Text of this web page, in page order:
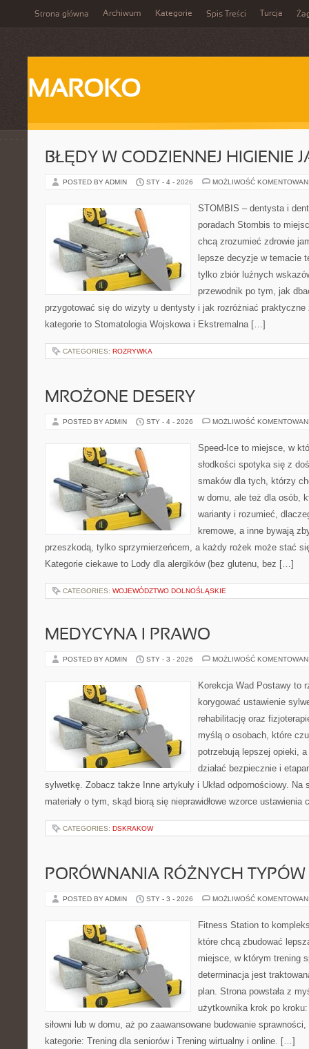
Strona główna Archiwum Kategorie Spis Treści Turcja
MAROKO
BŁĘDY W CODZIENNEJ HIGIENIE
POSTED BY ADMIN STY - 4 - 2026 MOŻLIWOŚĆ
STOMBIS – dentysta i
poradach Stombis to
chcą zrozumieć zdrowie
lepsze decyzje w temacie
tylko zbiór luźnych
przewodnik po tym, jak
przygotować się do wizyty u dentysty i jak rozróżniać praktyczne
kategorie to Stomatologia Wojskowa i Ekstremalna […]
CATEGORIES: ROZRYWKA
MROŻONE DESERY
POSTED BY ADMIN STY - 4 - 2026 MOŻLIWOŚĆ
Speed-Ice to miejsce, w
słodkości spotyka się z
smaków dla tych, którzy
w domu, ale też dla osób,
warianty i rozumieć,
kremowe, a inne bywają
przeszkodą, tylko sprzymierzeńcem, a każdy rożek może stać
Kategorie ciekawe to Lody dla alergików (bez glutenu, bez […]
CATEGORIES: WOJEWÓDZTWO DOLNOŚLĄSKIE
MEDYCYNA I PRAWO
POSTED BY ADMIN STY - 3 - 2026 MOŻLIWOŚĆ
Korekcja Wad Postawy to
korygować ustawienie
rehabilitację oraz
myślą o osobach, które
potrzebują lepszej opieki,
działać bezpiecznie i
sylwetkę. Zobacz także Inne artykuły i Układ odpornościowy. Na
materiały o tym, skąd biorą się nieprawidłowe wzorce
CATEGORIES: DSKRAKOW
PORÓWNANIA RÓŻNYCH
POSTED BY ADMIN STY - 3 - 2026 MOŻLIWOŚĆ
Fitness Station to
które chcą zbudować
miejsce, w którym trening
determinacja jest
plan. Strona powstała z
użytkownika krok po
siłowni lub w domu, aż po zaawansowane budowanie
kategorie: Trening dla seniorów i Trening wirtualny i online. […]